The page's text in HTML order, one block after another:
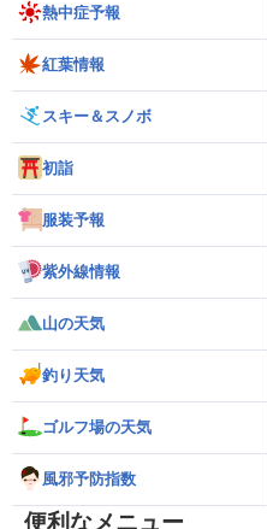
熱中症予報
紅葉情報
スキー＆スノボ
初詣
服装予報
紫外線情報
山の天気
釣り天気
ゴルフ場の天気
風邪予防指数
便利なメニュー